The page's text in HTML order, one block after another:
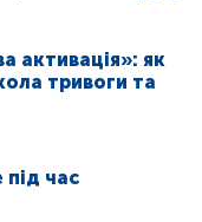
активація»: як
тривоги та
час